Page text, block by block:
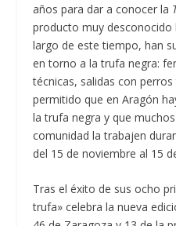
años para dar a conocer la
producto muy
largo de este tiempo, han
en torno a la trufa negra:
técnicas, salidas con
permitido que en Aragón
la trufa negra y que
comunidad la trabajen
del 15 de noviembre al 15
Tras el éxito de sus ocho
trufa» celebra la nueva